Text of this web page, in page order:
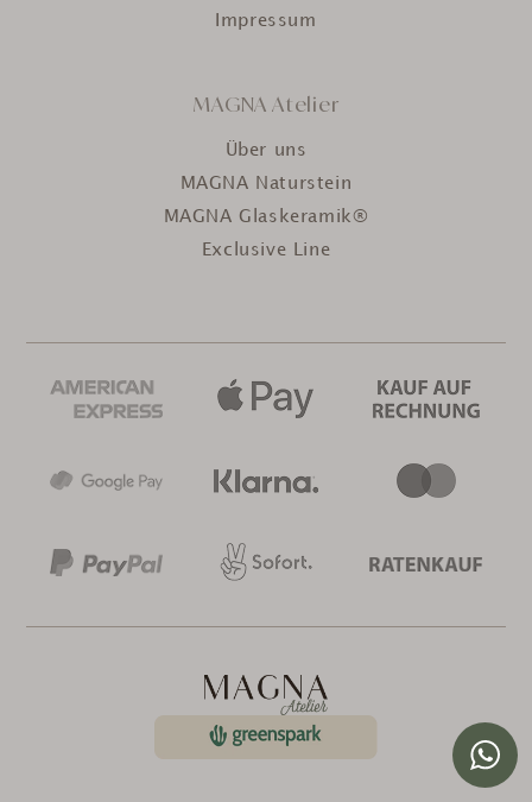
Impressum
MAGNA Atelier
Über uns
MAGNA Naturstein
MAGNA Glaskeramik®
Exclusive Line